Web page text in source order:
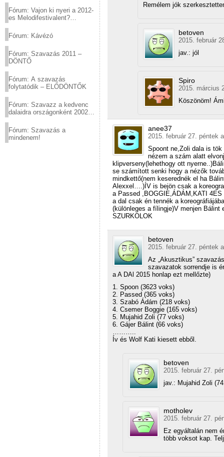
Fórum: Vajon ki nyeri a 2012-
es Melodifestivalent?
Fórum: Kávézó
Fórum: Szavazás 2011 –
DÖNTŐ
Fórum: A szavazás
folytatódik – ELŐDÖNTŐK
Fórum: Szavazz a kedvenc
dalaidra országonként 2002
Fórum: Szavazás a
mindenem!
Remélem jók
betoven
2015. február
jav.: jól
Spiro
2015. március
Köszönöm!
anee37
2015. február 27. péntek
Spoont ne,Zoli dala is
nézem a szám alatt
klipverseny(lehethogy ott
se számított senki hogy a nézők
mindkettő(nem keserednék el ha
Alexxel….)ÍV is bejön csak a
a Passed ,BOGGIE,ÁDÁM,KATI
a dal csak én tennék a
(különleges a fílingje)V menjen Bálint
SZURKOLOK
betoven
2015. február 27. péntek
Az „Akusztikus”
szavazatok sorrendje is
a A DAl 2015 honlap ezt mellőzte)
1. Spoon (3623 voks)
2. Passed (365 voks)
3. Szabó Ádám (218 voks)
4. Csemer Boggie (165 voks)
5. Mujahid Zoli (77 voks)
6. Gájer Bálint (66 voks)
Ív és Wolf Kati kiesett ebből.
betoven
2015. február 27.
jav.: Mujahid Zoli
motholev
2015. február 27.
Ez egyáltalán nem
több voksot kap.